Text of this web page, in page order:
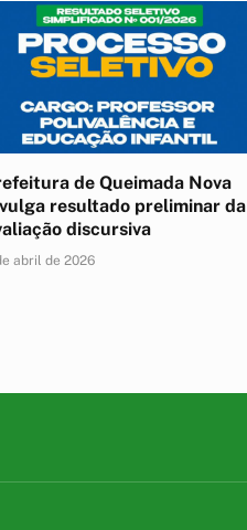
de Queimada Nova
resultado preliminar da
discursiva
abril de 2026